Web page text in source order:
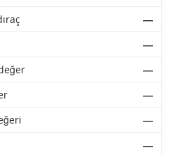
PIYASASI
2026 IHRACI) 2
―
―
―
―
―
―